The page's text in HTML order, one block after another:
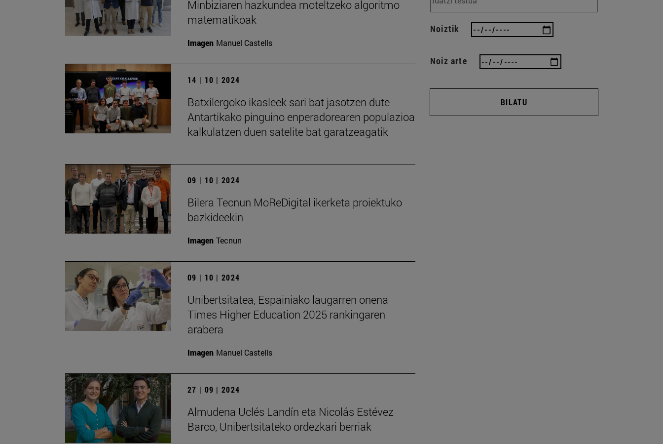
Minbiziaren hazkundea moteltzeko algoritmo
matematikoak
Imagen Manuel Castells
14 | 10 | 2024
Batxilergoko ikasleek sari bat jasotzen dute
Antartikako pinguino enperadorearen populazioa
kalkulatzen duen satelite bat garatzeagatik
09 | 10 | 2024
Bilera Tecnun MoReDigital ikerketa proiektuko
bazkideekin
Imagen Tecnun
09 | 10 | 2024
Unibertsitatea, Espainiako laugarren onena
Times Higher Education 2025 rankingaren
arabera
Imagen Manuel Castells
27 | 09 | 2024
Almudena Uclés Landín eta Nicolás Estévez
Barco, Unibertsitateko ordezkari berriak
Noiztik
Noiz arte
BILATU